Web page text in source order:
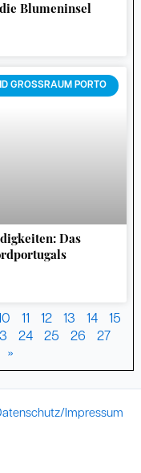
Blumeninsel
GROSSRAUM PORTO
Das
11 12 13 14
15
24 25 26
27
»
Impressum